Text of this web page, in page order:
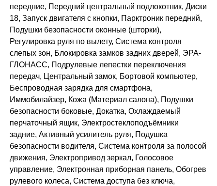
передние, Передний центральный подлокотник, Диски
18, Запуск двигателя с кнопки, Парктроник передний,
Подушки безопасности оконные (шторки),
Регулировка руля по вылету, Система контроля
слепых зон, Блокировка замков задних дверей, ЭРА-
ГЛОНАСС, Подрулевые лепестки переключения
передач, Центральный замок, Бортовой компьютер,
Беспроводная зарядка для смартфона,
Иммобилайзер, Кожа (Материал салона), Подушки
безопасности боковые, Докатка, Охлаждаемый
перчаточный ящик, Электростеклоподъёмники
задние, Активный усилитель руля, Подушка
безопасности водителя, Система контроля за полосой
движения, Электропривод зеркал, Голосовое
управление, Электронная приборная панель, Обогрев
рулевого колеса, Система доступа без ключа,